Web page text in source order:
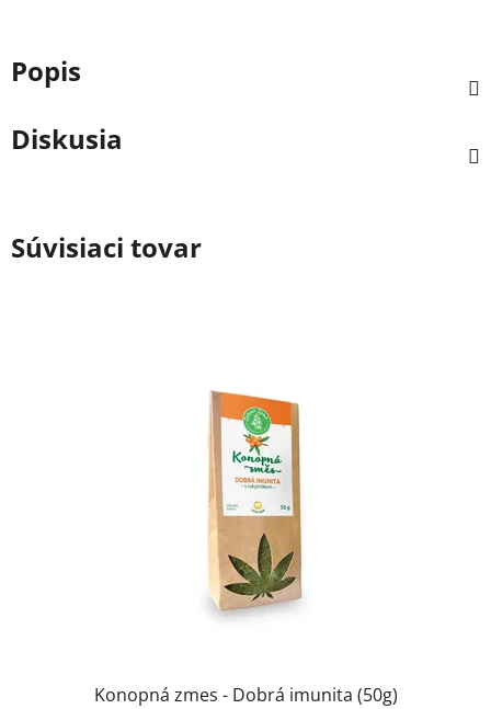
Popis
Diskusia
Súvisiaci tovar
Konopná zmes - Dobrá imunita (50g)